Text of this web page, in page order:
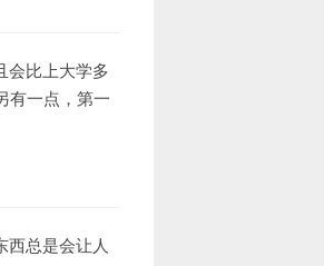
会比上大学多
有一点，第一
西总是会让人